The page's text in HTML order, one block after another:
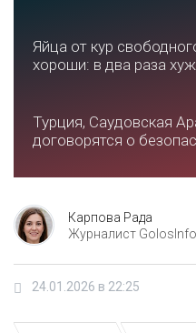
Яйца от кур
хороши: в два раза
Турция, Саудовская
договорятся о
Карпова Рада
Журналист GolosInfo
24.01.2026 в 22:25